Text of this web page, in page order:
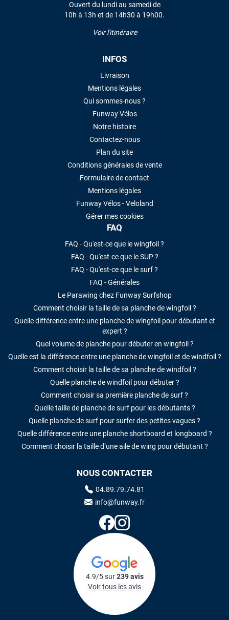
Ouvert du lundi au samedi de
10h à 13h et de 14h30 à 19h00.
Voir l'itinéraire
INFOS
Livraison
Mentions légales
Qui sommes-nous ?
Funway Vélos
Notre histoire
Contactez-nous
Plan du site
Conditions générales de vente
Formulaire de contact
Mentions légales
Funway Vélos - Veloland
Gérer mes cookies
FAQ
FAQ - Qu'est-ce que le wingfoil ?
FAQ - Qu'est-ce que le SUP ?
FAQ - Qu'est-ce que le surf ?
FAQ - Générales
Le Parawing chez Funway Surfshop
Comment choisir la taille de sa planche de wingfoil ?
Quelle différence entre une planche de wingfoil pour débutant et
expert ?
Quel volume de planche pour débuter en wingfoil ?
Quelle est la différence entre une planche de wingfoil et de windfoil ?
Comment choisir la taille de sa planche de windfoil ?
Quelle planche de windfoil pour débuter ?
Comment choisir sa première planche de surf ?
Quelle taille de planche de surf pour les débutants ?
Quelle planche de surf pour surfer des petites vagues ?
Quelle différence entre une planche shortboard et longboard ?
Comment choisir la taille d’une aile de wing pour débutant ?
NOUS CONTACTER
04.89.79.74.81
info@funway.fr
4.9/5 sur239 avis
Voir tous les avis